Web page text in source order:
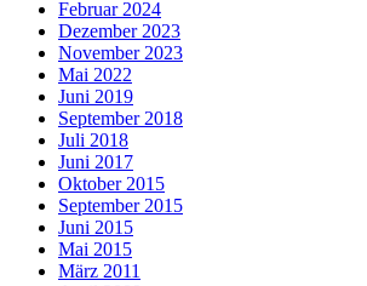
Februar 2024
Dezember 2023
November 2023
Mai 2022
Juni 2019
September 2018
Juli 2018
Juni 2017
Oktober 2015
September 2015
Juni 2015
Mai 2015
März 2011